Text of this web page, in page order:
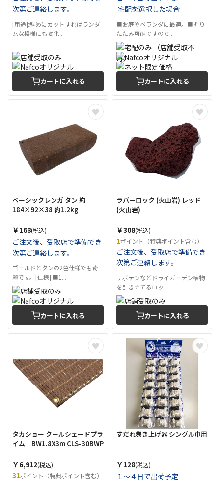
次第ご連絡します。
[用途]:斜めにカットすればランダ
ムな模様にも変化...
カートに入れる
宅配を選択した場合
■お庭やベランダに最適。■折り
たたみ可能ですので...
カートに入れる
ベーシックレンガ タン 約
184×92×38 約1.2kg
￥168(税込)
ご注文後、受取店で準備でき
次第ご連絡します。
ゴールドとタンの2色仕様でも奇
麗です。[仕様]:■1...
カートに入れる
ラバーロック (火山岩) レッド
(火山岩)
￥308(税込)
1ポイント（特典ポイント含む）
ご注文後、受取店で準備でき
次第ご連絡します。
サボテンなどドライガーデン植物
を引き立てるロッ...
カートに入れる
タカショー クールシェードプラ
イム BW1.8X3m CLS-30BWP
￥6,912(税込)
31ポイント（特典ポイント含む）
すだれ巻き上げ器 シングル巾用
￥128(税込)
１～４日で出荷予定